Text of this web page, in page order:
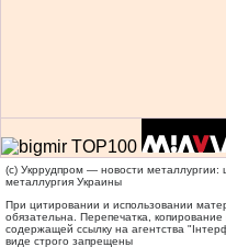
(c) Укррудпром — новости металлургии:
металлургия Украины
При цитировании и использовании
обязательна. Перепечатка,
содержащей ссылку на агентства
виде строго запрещены